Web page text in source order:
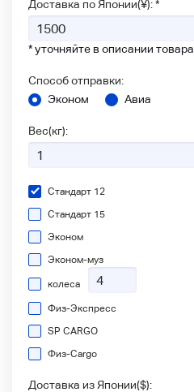
Доставка по Японии(¥): *
* уточняйте в описании товара
Способ отправки:
Эконом
Авиа
Вес(кг):
Стандарт 12
Стандарт 15
Эконом
Эконом-муз
колеса
Физ-Экспресс
SP CARGO
Физ-Сargo
Доставка из Японии($):